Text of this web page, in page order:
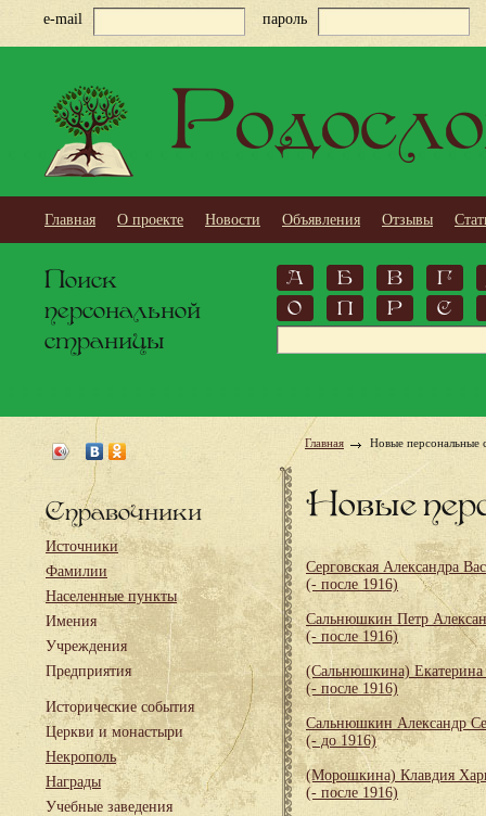
e-mail пароль
Главная О проекте Новости Объявления Отзывы
Поиск
персональной
страницы
А Б В
Г
О
П Р С
Справочники
Источники
Фамилии
Населенные пункты
Имения
Учреждения
Предприятия
Исторические события
Церкви и монастыри
Некрополь
Награды
Учебные заведения
Главная Новые персональные
Новые
Серговская Александра
(- после 1916)
Сальнюшкин Петр
(- после 1916)
(Сальнюшкина) Екатерина
(- после 1916)
Сальнюшкин Александр
(- до 1916)
(Морошкина) Клавдия
(- после 1916)